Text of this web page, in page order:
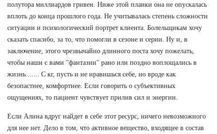
полутора миллиардов гривен. Ниже этой планки она не опускалась
вплоть до конца прошлого года. Не учитывалась степень сложности
ситуации и психологический портрет клиента. Болельщикам хочу
сказать спасибо, за то, что помогли в сезоне и серии. Ну и, в
заключение, этого чрезвычайно длинного поста хочу пожелать,
чтобы наши с вами "фантазии" рано или поздно воплощались в
жизнь....... С кг, пусть и не нравишься себе, но вроде как
безопастнее, комфортнее. Если говорить о субъективных
ощущениях, то пациент чувствует прилив сил и энергии.
Если Алина вдруг найдет в себе этот ресурс, ничего невозможного
для нее нет. Дело в том, что активное вещество, входящее в состав